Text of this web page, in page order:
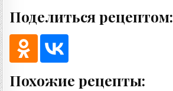
Поделиться рецептом:
Похожие рецепты: